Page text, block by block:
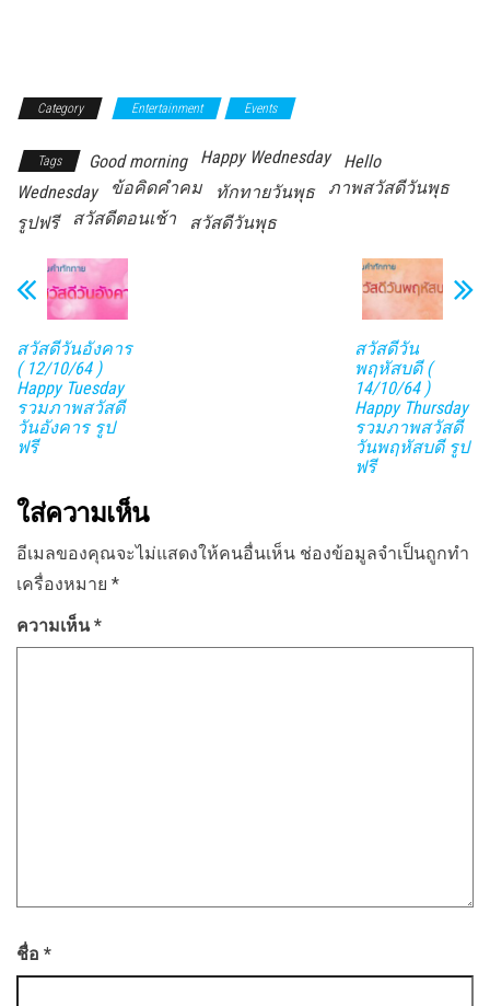
Category Entertainment Events
Tags Good morning Happy Wednesday
Hello
Wednesday
ข้อคิดคำคม ทักทายวันพุธ
ภาพสวัสดีวันพุธ
รูปฟรี
สวัสดีตอนเช้า สวัสดีวันพุธ
สวัสดีวันอังคาร
( 12/10/64 )
Happy Tuesday
รวมภาพสวัสดี
วันอังคาร รูป
ฟรี
สวัสดีวัน
พฤหัสบดี (
14/10/64 )
Happy Thursday
รวมภาพสวัสดี
วันพฤหัสบดี รูป
ฟรี
ใส่ความเห็น
อีเมลของคุณจะไม่แสดงให้คนอื่นเห็น ช่องข้อมูลจำเป็นถูกทำ
เครื่องหมาย *
ความเห็น*
ชื่อ *